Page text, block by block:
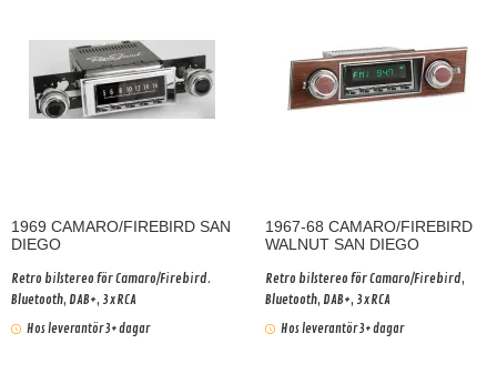
1969 CAMARO/FIREBIRD SAN
DIEGO
Retro bilstereo för Camaro/Firebird.
Bluetooth, DAB+, 3xRCA
Hos leverantör 3+ dagar
1967-68 CAMARO/FIREBIRD
WALNUT SAN DIEGO
Retro bilstereo för Camaro/Firebird,
Bluetooth, DAB+, 3xRCA
Hos leverantör 3+ dagar